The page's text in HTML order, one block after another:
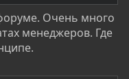
идея
Очень много
менеджеров. Где